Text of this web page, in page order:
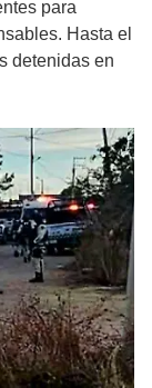
para
Hasta el
detenidas en